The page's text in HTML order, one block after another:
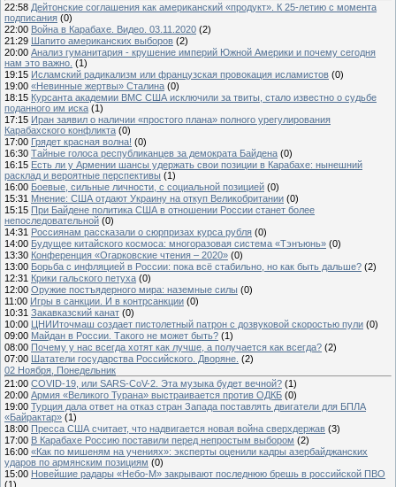
22:58 Дейтонские соглашения как американский «продукт». К 25-летию с момента
подписания (0)
22:00 Война в Карабахе. Видео. 03.11.2020 (2)
21:29 Шапито американских выборов (2)
20:00 Анализ гуманитария - крушение империй Южной Америки и почему сегодня
нам это важно. (1)
19:15 Исламский радикализм или французская провокация исламистов (0)
19:00 «Невинные жертвы» Сталина (0)
18:15 Курсанта академии ВМС США исключили за твиты, стало известно о судьбе
поданного им иска (1)
17:15 Иран заявил о наличии «простого плана» полного урегулирования
Карабахского конфликта (0)
17:00 Грядет красная волна! (0)
16:30 Тайные голоса республиканцев за демократа Байдена (0)
16:15 Есть ли у Армении шансы удержать свои позиции в Карабахе: нынешний
расклад и вероятные перспективы (1)
16:00 Боевые, сильные личности, с социальной позицией (0)
15:31 Мнение: США отдают Украину на откуп Великобритании (0)
15:15 При Байдене политика США в отношении России станет более
непоследовательной (0)
14:31 Россиянам рассказали о сюрпризах курса рубля (0)
14:00 Будущее китайского космоса: многоразовая система «Тэнъюнь» (0)
13:30 Конференция «Огарковские чтения – 2020» (0)
13:00 Борьба с инфляцией в России: пока всё стабильно, но как быть дальше? (2)
12:31 Крики гальского петуха (0)
12:00 Оружие постъядерного мира: наземные силы (0)
11:00 Игры в санкции. И в контрсанкции (0)
10:31 Закавказский канат (0)
10:00 ЦНИИточмаш создает пистолетный патрон с дозвуковой скоростью пули (0)
09:00 Майдан в России. Такого не может быть? (1)
08:00 Почему у нас всегда хотят как лучше, а получается как всегда? (2)
07:00 Шататели государства Российского. Дворяне. (2)
02 Ноября, Понедельник
21:00 COVID-19, или SARS-CoV-2. Эта музыка будет вечной? (1)
20:00 Армия «Великого Турана» выстраивается против ОДКБ (0)
19:00 Турция дала ответ на отказ стран Запада поставлять двигатели для БПЛА
«Байрактар» (1)
18:00 Пресса США считает, что надвигается новая война сверхдержав (3)
17:00 В Карабахе Россию поставили перед непростым выбором (2)
16:00 «Как по мишеням на учениях»: эксперты оценили кадры азербайджанских
ударов по армянским позициям (0)
15:00 Новейшие радары «Небо-М» закрывают последнюю брешь в российской ПВО
(1)